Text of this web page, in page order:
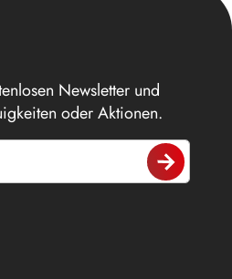
Newsletter und
oder Aktionen.